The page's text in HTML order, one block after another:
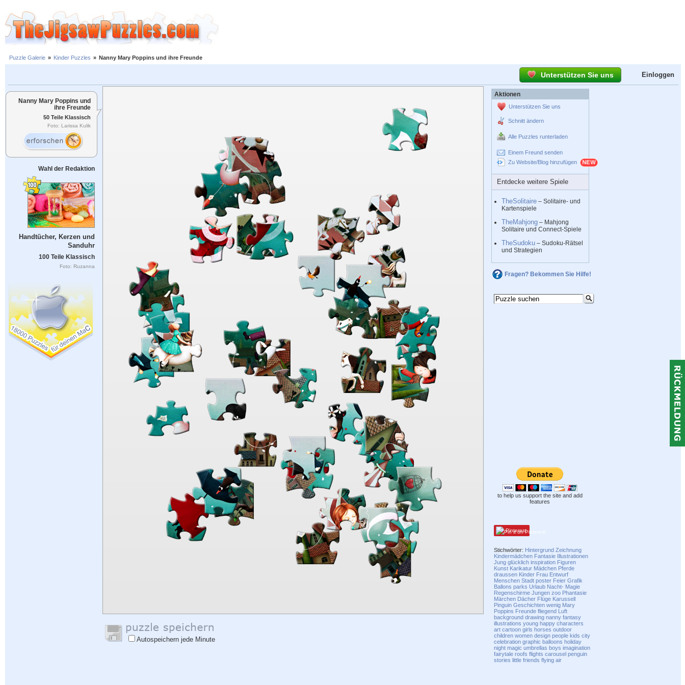
Puzzle Galerie » Kinder Puzzles » Nanny Mary Poppins und ihre Freunde
Unterstützen Sie uns Einloggen
Nanny Mary Poppins und
ihre Freunde
50 Teile Klassisch
Foto: Larissa Kulik
Wahl der Redaktion
Handtücher, Kerzen und
Sanduhr
100 Teile Klassisch
Foto: Ruzanna
Autospeichern jede Minute
Aktionen
Unterstützen Sie uns
Schnitt ändern
Alle Puzzles runterladen
Einem Freund senden
Zu Website/Blog hinzufügen
Entdecke weitere Spiele
TheSolitaire – Solitaire- und
Kartenspiele
TheMahjong – Mahjong
Solitaire und Connect-Spiele
TheSudoku – Sudoku-Rätsel
und Strategien
Fragen? Bekommen Sie Hilfe!
to help us support the site and add
features
Pinterest
Stichwörter: Hintergrund Zeichnung
Kindermädchen Fantasie Illustrationen
Jung glücklich inspiration Figuren
Kunst Karikatur Mädchen Pferde
draussen Kinder Frau Entwurf
Menschen Stadt poster Feier Grafik
Ballons parks Urlaub Nacht- Magie
Regenschirme Jungen zoo Phantasie
Märchen Dächer Flüge Karussell
Pinguin Geschichten wenig Mary
Poppins Freunde fliegend Luft
background drawing nanny fantasy
illustrations young happy characters
art cartoon girls horses outdoor
children women design people kids city
celebration graphic balloons holiday
night magic umbrellas boys imagination
fairytale roofs flights carousel penguin
stories little friends flying air